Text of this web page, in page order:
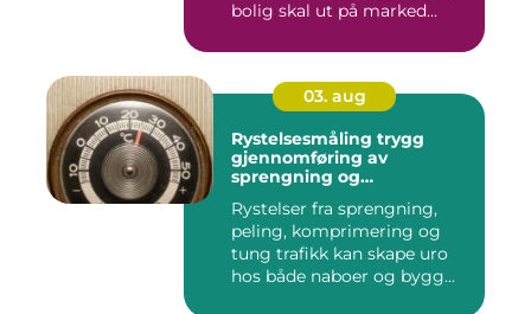
bolig skal ut på marked...
03. aug
Rystelsesmåling trygg
gjennomføring av
sprengning og
Rystelser fra sprengning,
peling, komprimering og
tung trafikk kan skape uro
hos både naboer og bygg...